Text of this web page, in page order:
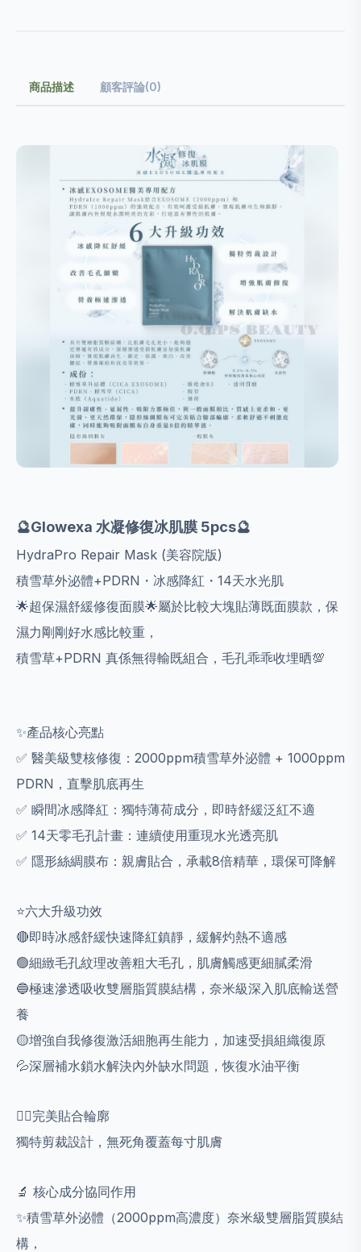
商品描述 顧客評論(0)
🔮Glowexa 水凝修復冰肌膜 5pcs🔮
HydraPro Repair Mask (美容院版)
積雪草外泌體+PDRN・冰感降紅・14天水光肌
🌟超保濕舒緩修復面膜🌟屬於比較大塊貼薄既面膜款，保
濕力剛剛好水感比較重，
積雪草+PDRN 真係無得輸既組合，毛孔乖乖收埋晒💯
✨產品核心亮點
✅ 醫美級雙核修復：2000ppm積雪草外泌體 + 1000ppm
PDRN，直擊肌底再生
✅ 瞬間冰感降紅：獨特薄荷成分，即時舒緩泛紅不適
✅ 14天零毛孔計畫：連續使用重現水光透亮肌
✅ 隱形絲綢膜布：親膚貼合，承載8倍精華，環保可降解
⭐️六大升級功效
🔴即時冰感舒緩快速降紅鎮靜，緩解灼熱不適感
🟢細緻毛孔紋理改善粗大毛孔，肌膚觸感更細膩柔滑
🔵極速滲透吸收雙層脂質膜結構，奈米級深入肌底輸送營
養
🟡增強自我修復激活細胞再生能力，加速受損組織復原
💦深層補水鎖水解決內外缺水問題，恢復水油平衡
👍🏻完美貼合輪廓
獨特剪裁設計，無死角覆蓋每寸肌膚
🔬 核心成分協同作用
✨積雪草外泌體（2000ppm高濃度）奈米級雙層脂質膜結
構，